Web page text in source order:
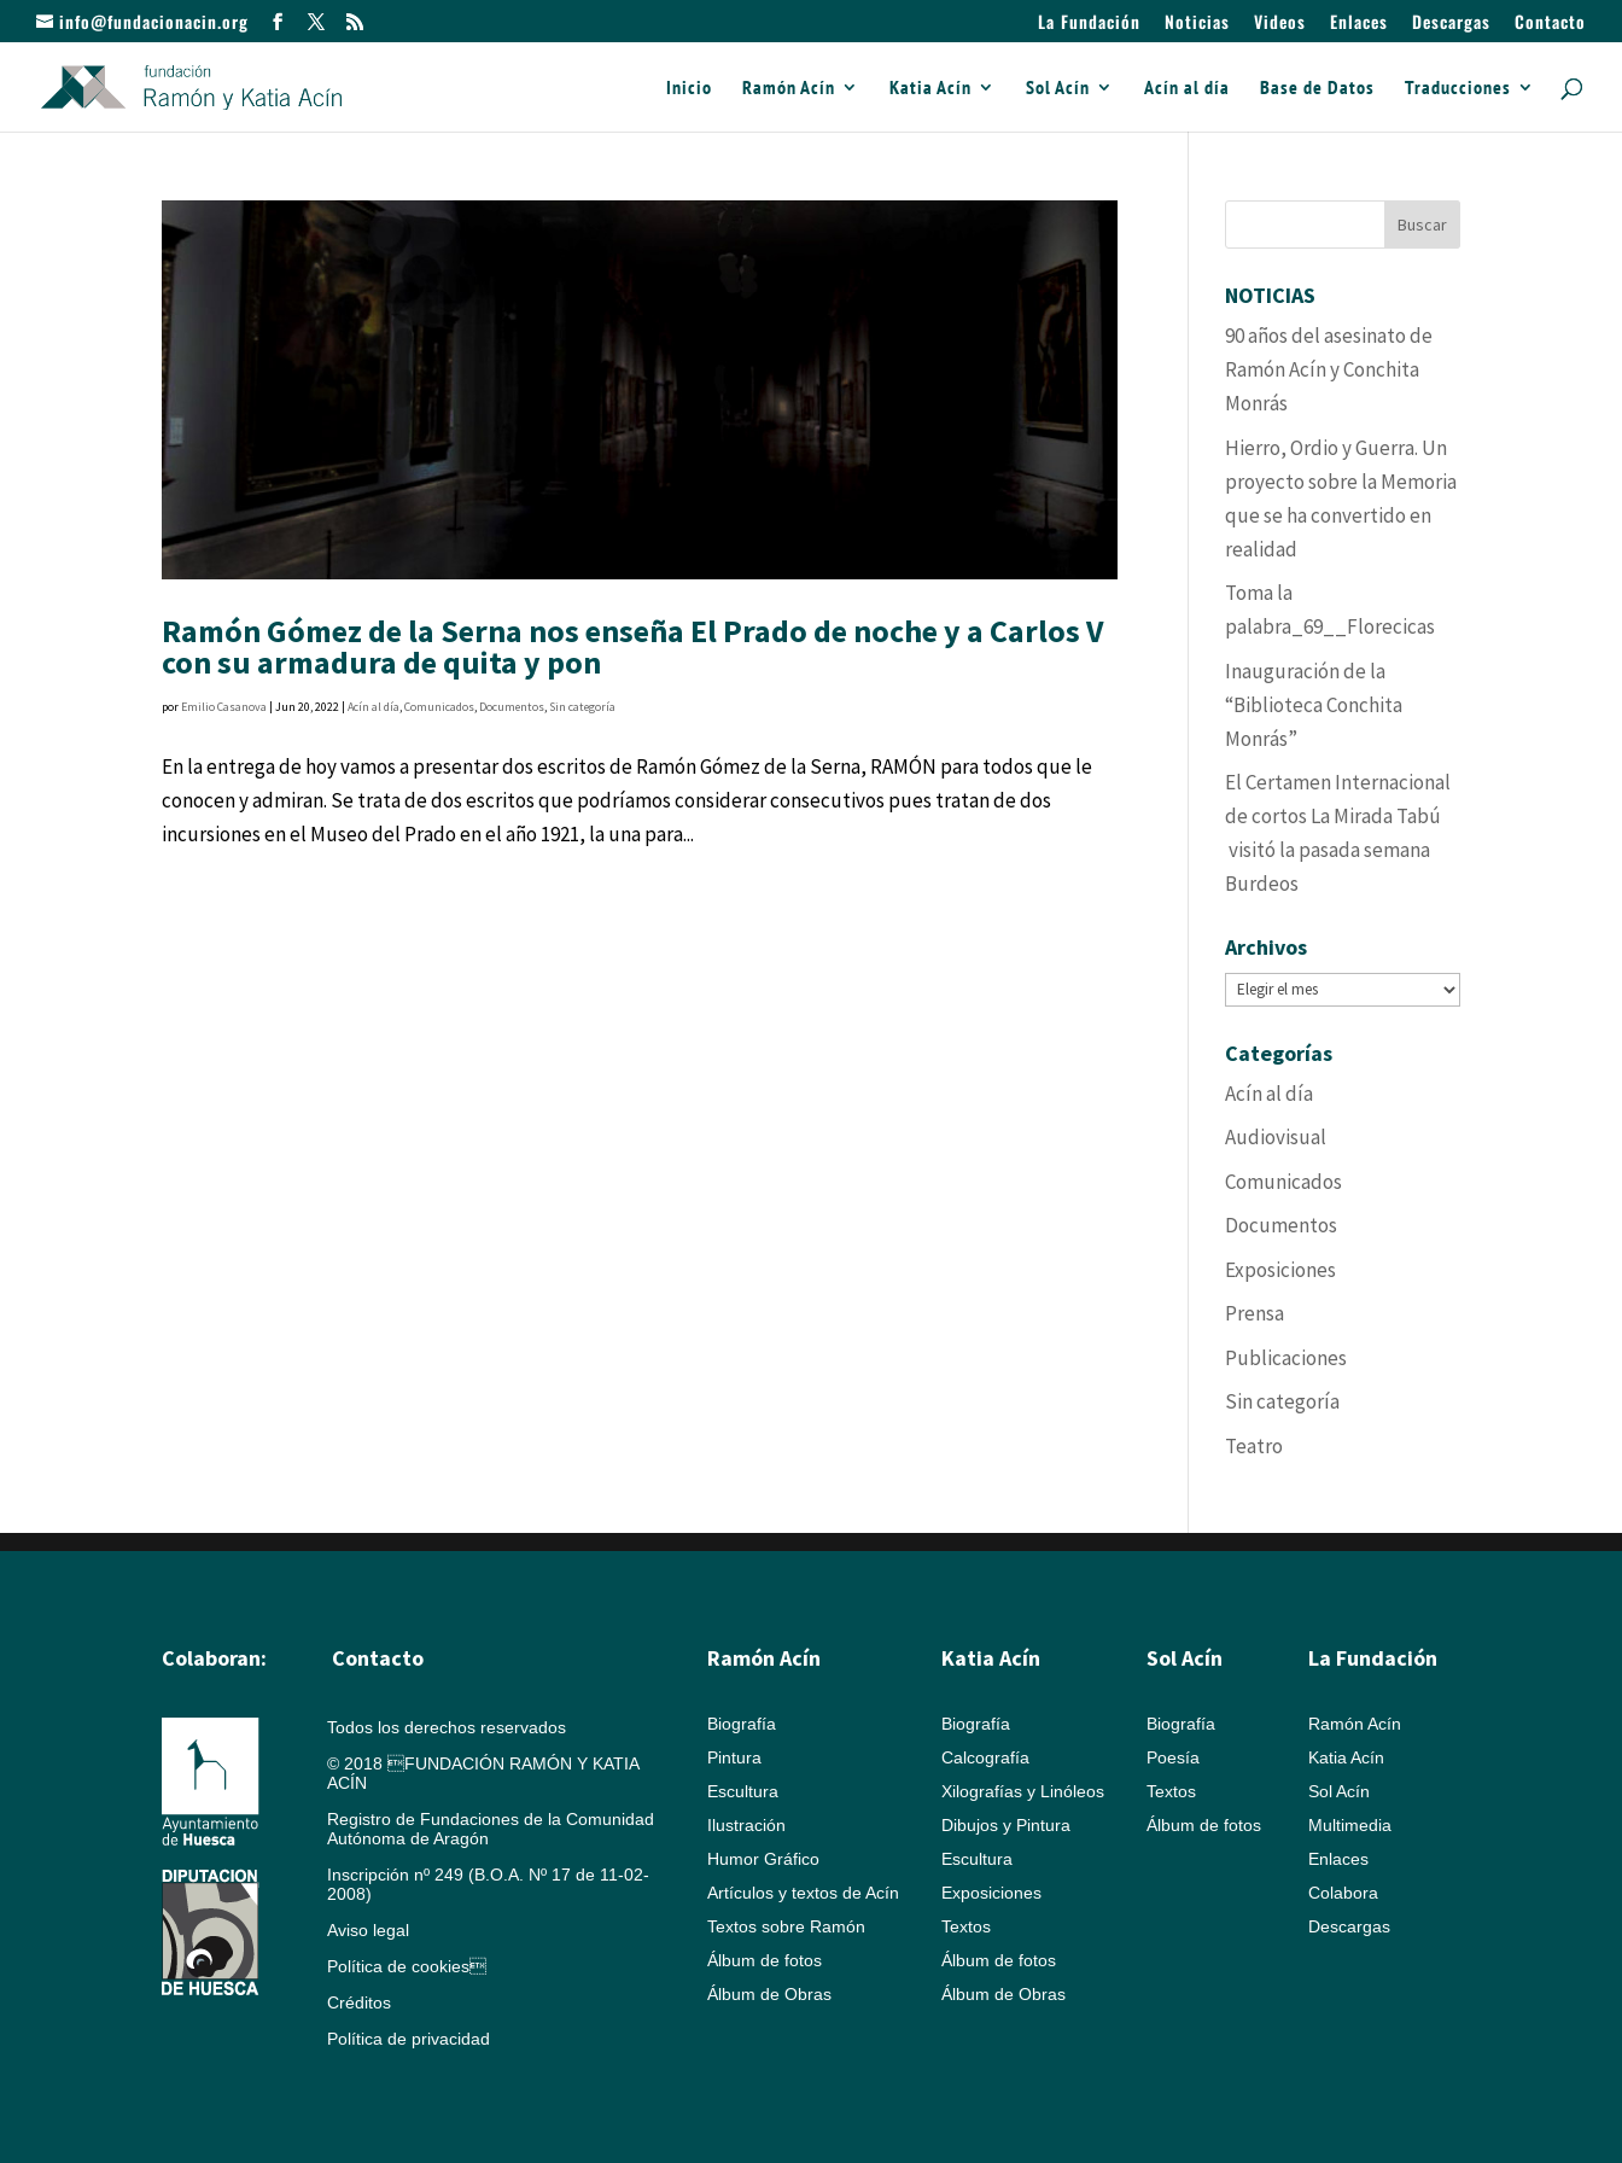
info@fundacionacin.org La Fundación Noticias Videos Enlaces Descargas Contacto
Inicio Ramón Acín Katia Acín Sol Acín Acín al día Base de Datos Traducciones
Ramón Gómez de la Serna nos enseña El Prado de noche y a Carlos V
con su armadura de quita y pon
por Emilio Casanova |Jun 20, 2022 |Acín al día,Comunicados, Documentos, Sin categoría
En la entrega de hoy vamos a presentar dos escritos de Ramón Gómez de la Serna, RAMÓN para todos que le
conocen y admiran. Se trata de dos escritos que podríamos considerar consecutivos pues tratan de dos
incursiones en el Museo del Prado en el año 1921, la una para...
NOTICIAS
90 años del asesinato de
Ramón Acín y Conchita
Monrás
Hierro, Ordio y Guerra. Un
proyecto sobre la Memoria
que se ha convertido en
realidad
Toma la
palabra_69__Florecicas
Inauguración de la
“Biblioteca Conchita
Monrás”
El Certamen Internacional
de cortos La Mirada Tabú
visitó la pasada semana
Burdeos
Archivos
Archivos
Categorías
Acín al día
Audiovisual
Comunicados
Documentos
Exposiciones
Prensa
Publicaciones
Sin categoría
Teatro
Colaboran: Contacto
Todos los derechos reservados
© 2018 FUNDACIÓN RAMÓN Y KATIA
ACÍN
Registro de Fundaciones de la Comunidad
Autónoma de Aragón
Inscripción nº 249 (B.O.A. Nº 17 de 11-02-
2008)
Aviso legal
Política de cookies
Créditos
Política de privacidad
Ramón Acín
Biografía
Pintura
Escultura
Ilustración
Humor Gráfico
Artículos y textos de Acín
Textos sobre Ramón
Álbum de fotos
Álbum de Obras
Katia Acín
Biografía
Calcografía
Xilografías y Linóleos
Dibujos y Pintura
Escultura
Exposiciones
Textos
Álbum de fotos
Álbum de Obras
Sol Acín
Biografía
Poesía
Textos
Álbum de fotos
La Fundación
Ramón Acín
Katia Acín
Sol Acín
Multimedia
Enlaces
Colabora
Descargas